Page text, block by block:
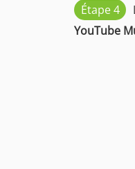
Étape 4
YouTube